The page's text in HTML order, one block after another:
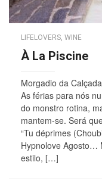
LIFELOVERS WINE
À La Piscine
Morgadio da
As férias para nós
do monstro rotina,
mantem-se. Será
“Tu déprimes
Hypnolove Agosto…
estilo, […]